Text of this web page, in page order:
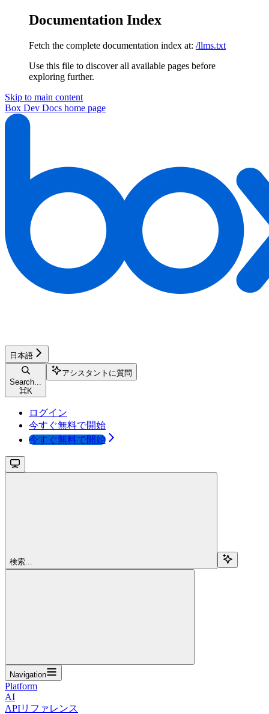
Documentation Index
Fetch the complete documentation index at: /llms.txt
Use this file to discover all available pages before
exploring further.
Skip to main content
Box Dev Docs home page
日本語
Search...
⌘K
アシスタントに質問
ログイン
今すぐ無料で開始
今すぐ無料で開始
検索...
Navigation
Platform
AI
APIリファレンス